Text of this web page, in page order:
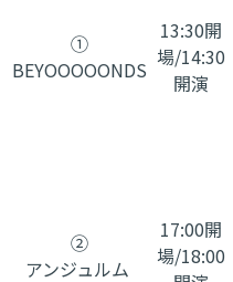
①
BEYOOOOONDS
13:30開
場/14:30
開演
②
アンジュルム
17:00開
場/18:00